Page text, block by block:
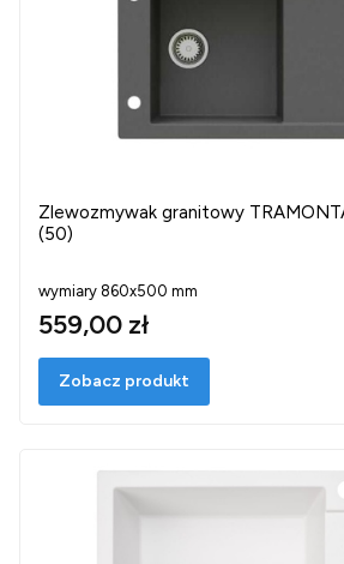
Zlewozmywak granitowy
(50)
wymiary 860x500 mm
559,00 zł
Zobacz produkt